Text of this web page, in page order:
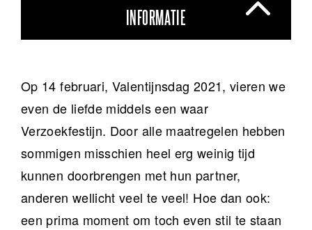
INFORMATIE
Op 14 februari, Valentijnsdag 2021, vieren we
even de liefde middels een waar
Verzoekfestijn. Door alle maatregelen hebben
sommigen misschien heel erg weinig tijd
kunnen doorbrengen met hun partner,
anderen wellicht veel te veel! Hoe dan ook:
een prima moment om toch even stil te staan